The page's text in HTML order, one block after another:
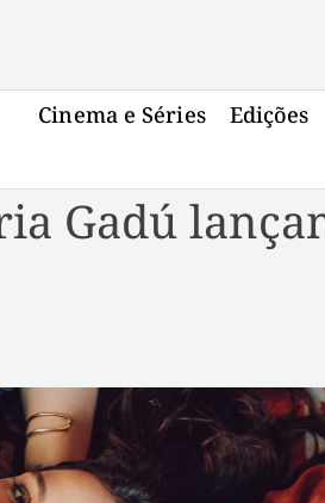
Cinema e Séries Edições
Gadú